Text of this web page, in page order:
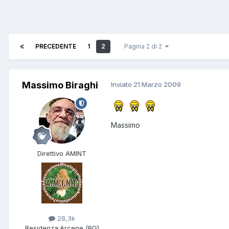
PRECEDENTE 1 2 Pagina 2 di 2
Massimo Biraghi
Direttivo AMINT
28,3k
Inviato 21 Marzo 2009
Massimo